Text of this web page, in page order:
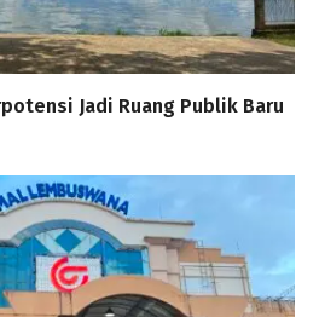
Jadi Ruang Publik Baru